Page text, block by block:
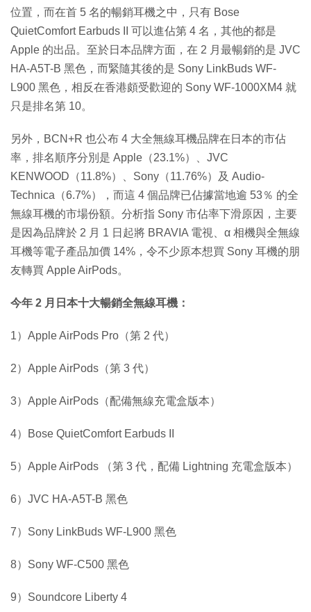
位置，而在首 5 名的暢銷耳機之中，只有 Bose
QuietComfort Earbuds II 可以進佔第 4 名，其他的都是
Apple 的出品。至於日本品牌方面，在 2 月最暢銷的是 JVC
HA-A5T-B 黑色，而緊隨其後的是 Sony LinkBuds WF-
L900 黑色，相反在香港頗受歡迎的 Sony WF-1000XM4 就
只是排名第 10。
另外，BCN+R 也公布 4 大全無線耳機品牌在日本的市佔
率，排名順序分別是 Apple（23.1%）、JVC
KENWOOD（11.8%）、Sony（11.76%）及 Audio-
Technica（6.7%），而這 4 個品牌已佔據當地逾 53％ 的全
無線耳機的市場份額。分析指 Sony 市佔率下滑原因，主要
是因為品牌於 2 月 1 日起將 BRAVIA 電視、α 相機與全無線
耳機等電子產品加價 14%，令不少原本想買 Sony 耳機的朋
友轉買 Apple AirPods。
今年 2 月日本十大暢銷全無線耳機：
1）Apple AirPods Pro（第 2 代）
2）Apple AirPods（第 3 代）
3）Apple AirPods（配備無線充電盒版本）
4）Bose QuietComfort Earbuds II
5）Apple AirPods （第 3 代，配備 Lightning 充電盒版本）
6）JVC HA-A5T-B 黑色
7）Sony LinkBuds WF-L900 黑色
8）Sony WF-C500 黑色
9）Soundcore Liberty 4